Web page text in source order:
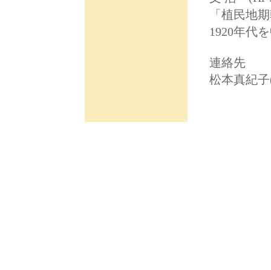
「植民地
1920年代
連絡先
松本真紀子